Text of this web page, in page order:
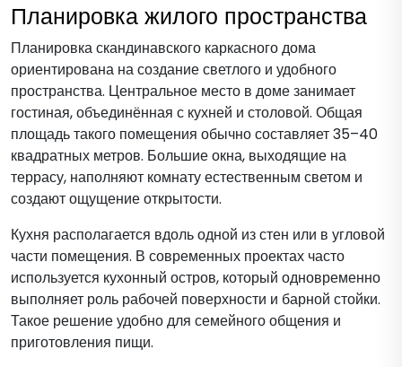
Планировка жилого пространства
Планировка скандинавского каркасного дома
ориентирована на создание светлого и удобного
пространства. Центральное место в доме занимает
гостиная, объединённая с кухней и столовой. Общая
площадь такого помещения обычно составляет 35–40
квадратных метров. Большие окна, выходящие на
террасу, наполняют комнату естественным светом и
создают ощущение открытости.
Кухня располагается вдоль одной из стен или в угловой
части помещения. В современных проектах часто
используется кухонный остров, который одновременно
выполняет роль рабочей поверхности и барной стойки.
Такое решение удобно для семейного общения и
приготовления пищи.